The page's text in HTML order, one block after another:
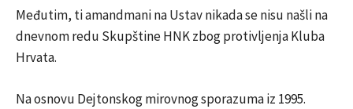
Međutim, ti amandmani na Ustav nikada se nisu našli na
dnevnom redu Skupštine HNK zbog protivljenja Kluba
Hrvata.
Na osnovu Dejtonskog mirovnog sporazuma iz 1995.